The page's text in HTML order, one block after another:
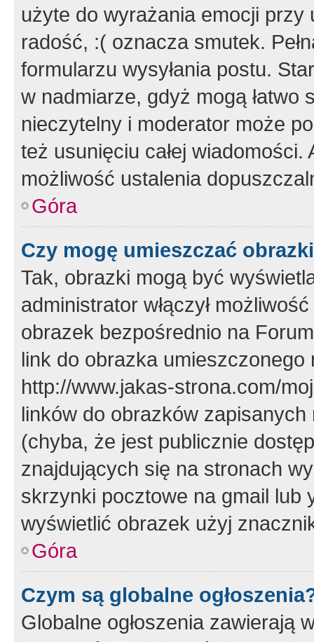
użyte do wyrażania emocji
radość, :( oznacza smutek.
formularzu wysyłania postu.
w nadmiarze, gdyż mogą
nieczytelny i moderator może
też usunięciu całej
możliwość ustalenia
Góra
Czy mogę umieszczać
Tak, obrazki mogą być
administrator włączył
obrazek bezpośrednio na
link do obrazka
http://www.jakas-strona.com/
linków do obrazków
(chyba, że jest publicznie
znajdujących się na stronach
skrzynki pocztowe na gmail lub
wyświetlić obrazek użyj
Góra
Czym są globalne
Globalne ogłoszenia zawierają